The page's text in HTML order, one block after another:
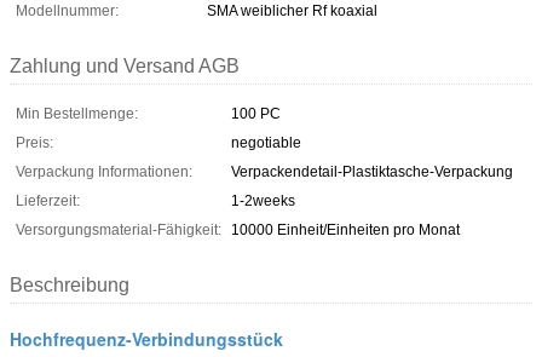
Modellnummer:
SMA weiblicher Rf koaxial
Zahlung und Versand AGB
Min Bestellmenge:
100 PC
Preis:
negotiable
Verpackung Informationen:
Verpackendetail-Plastiktasche-Verpackung
Lieferzeit:
1-2weeks
Versorgungsmaterial-Fähigkeit:
10000 Einheit/Einheiten pro Monat
Beschreibung
Hochfrequenz-Verbindungsstück